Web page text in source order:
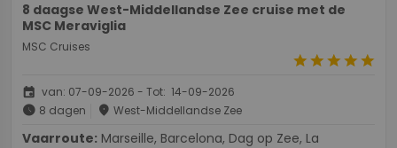
8 daagse West-Middellandse Zee cruise met de
MSC Meraviglia
MSC Cruises
starstarstarstarstar
event van: 07-09-2026 - Tot: 14-09-2026
schedule 8 dagen place West-Middellandse Zee
Vaarroute: